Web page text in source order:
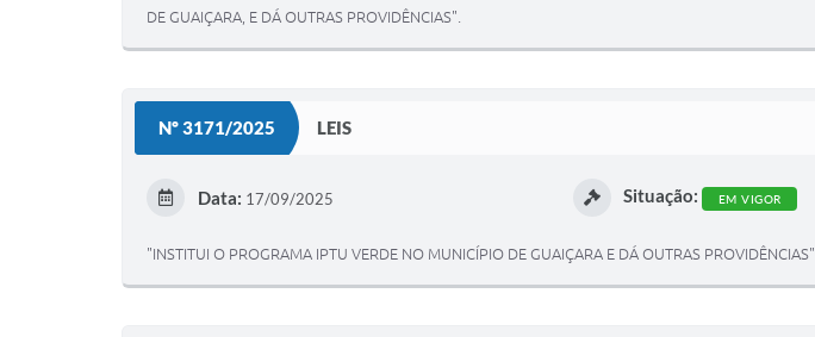
DE GUAIÇARA, E DÁ OUTRAS PROVIDÊNCIAS".
Nº 3171/2025 LEIS
Data: 17/09/2025 Situação: EM VIGOR
"INSTITUI O PROGRAMA IPTU VERDE NO MUNICÍPIO DE GUAIÇARA E DÁ OUTRAS PROVIDÊNCIAS"